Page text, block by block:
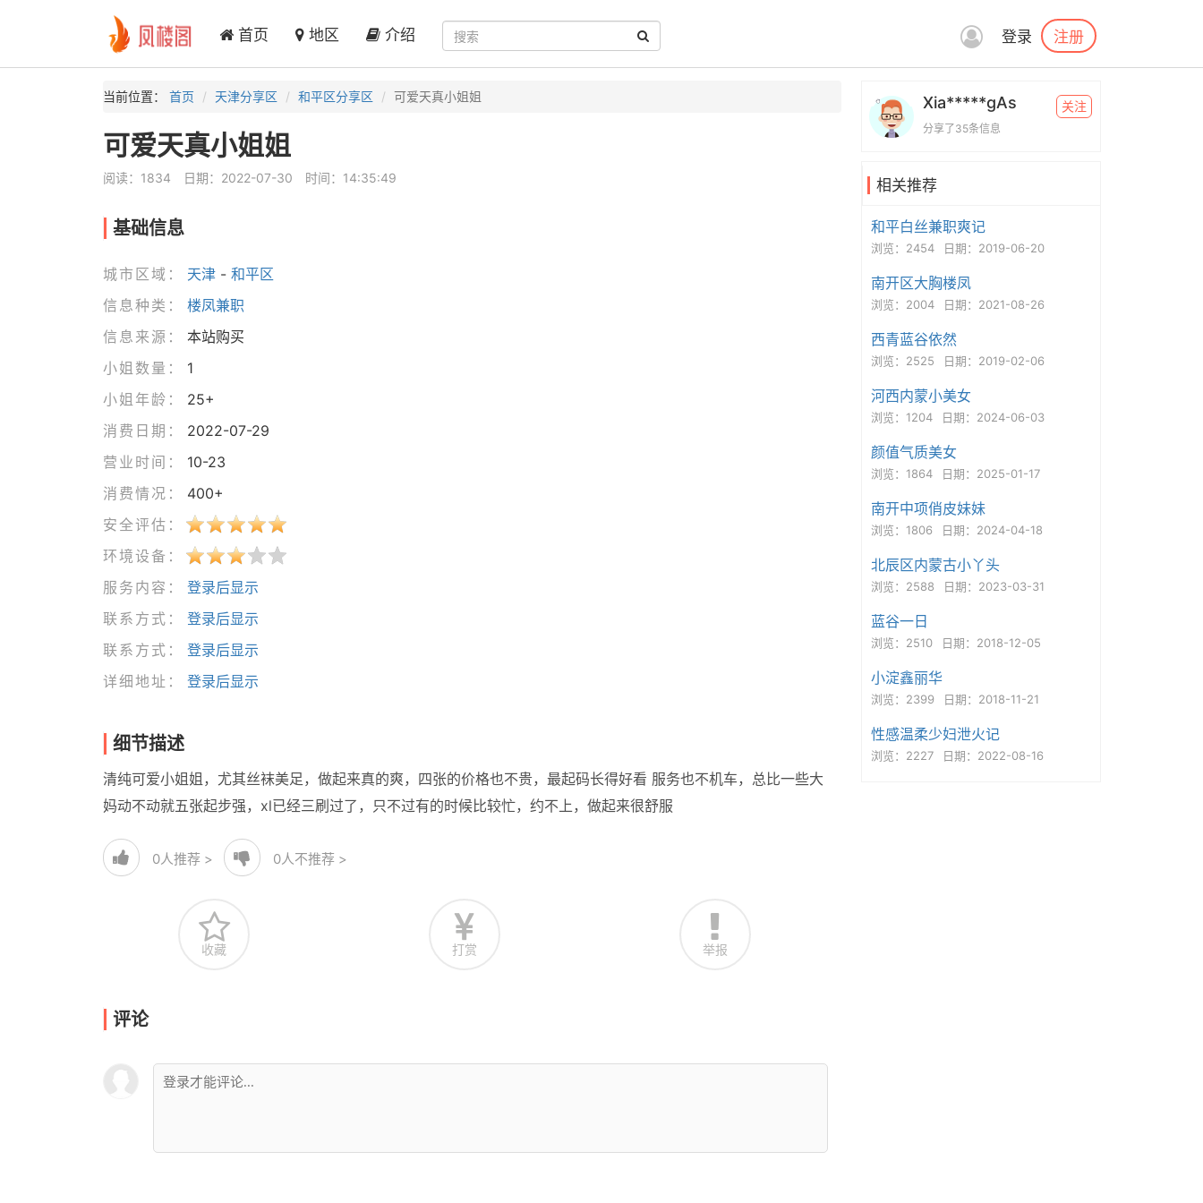
首页 地区 介绍 登录 注册
当前位置： 首页 天津分享区 和平区分享区 可爱天真小姐姐
可爱天真小姐姐
阅读：1834 日期：2022-07-30 时间：14:35:49
基础信息
城市区域： 天津- 和平区
信息种类：
楼凤兼职
信息来源：
本站购买
小姐数量：
1
小姐年龄：
25+
消费日期：
2022-07-29
营业时间：
10-23
消费情况：
400+
安全评估：
环境设备：
服务内容：
登录后显示
联系方式：
登录后显示
联系方式：
登录后显示
详细地址：
登录后显示
细节描述
清纯可爱小姐姐，尤其丝袜美足，做起来真的爽，四张的价格也不贵，最起码长得好看 服务也不机车，总比一些大
妈动不动就五张起步强，xl已经三刷过了，只不过有的时候比较忙，约不上，做起来很舒服
0人推荐 > 0人不推荐 >
收藏 打赏 举报
评论
Xia*****gAs
分享了35条信息
关注
相关推荐
和平白丝兼职爽记
浏览：2454 日期：2019-06-20
南开区大胸楼凤
浏览：2004 日期：2021-08-26
西青蓝谷依然
浏览：2525 日期：2019-02-06
河西内蒙小美女
浏览：1204 日期：2024-06-03
颜值气质美女
浏览：1864 日期：2025-01-17
南开中项俏皮妹妹
浏览：1806 日期：2024-04-18
北辰区内蒙古小丫头
浏览：2588 日期：2023-03-31
蓝谷一日
浏览：2510 日期：2018-12-05
小淀鑫丽华
浏览：2399 日期：2018-11-21
性感温柔少妇泄火记
浏览：2227 日期：2022-08-16